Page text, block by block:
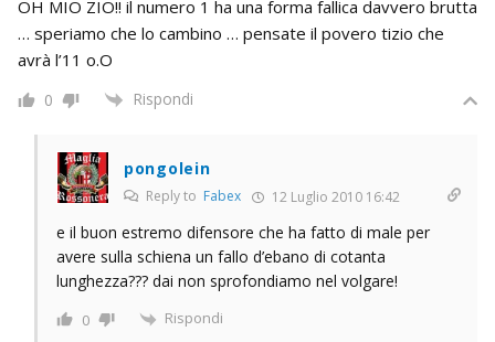
OH MIO ZIO!! il numero 1 ha una forma fallica davvero brutta
… speriamo che lo cambino … pensate il povero tizio che
avrà l’11 o.O
0 Rispondi
pongolein
Reply to Fabex 12 Luglio 2010 16:42
e il buon estremo difensore che ha fatto di male per
avere sulla schiena un fallo d’ebano di cotanta
lunghezza??? dai non sprofondiamo nel volgare!
0 Rispondi